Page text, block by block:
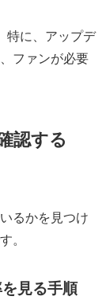
特に、アップデ
ファンが必要
認する
るかを見つけ
。
見る手順